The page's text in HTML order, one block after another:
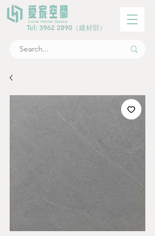
Tel: 3962 2890 （建材部）